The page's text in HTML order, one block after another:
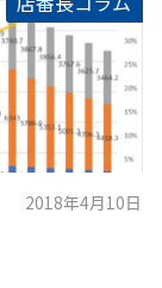
2018年4月10日